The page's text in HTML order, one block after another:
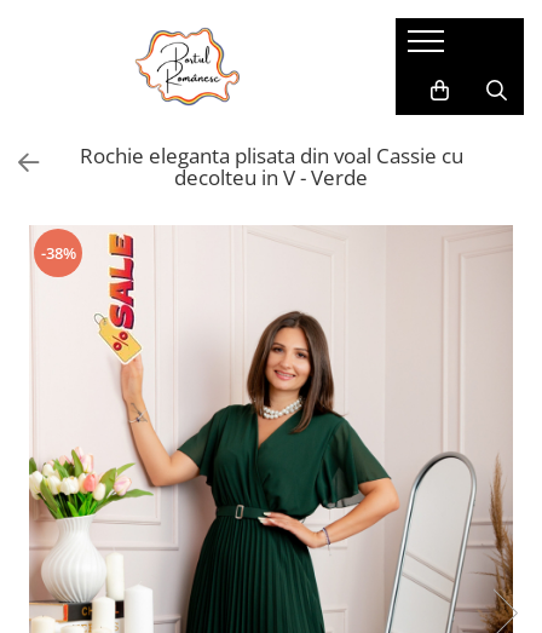
Pijamale Dama Marimi Mari
Pijamale Baieti
Pijamale Fetite
Imbracaminte copii
Imbracaminte Baieti
Rochie eleganta plisata din voal Cassie cu
decolteu in V - Verde
-38%